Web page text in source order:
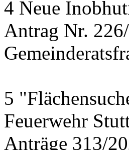
4 Neue
Antrag Nr.
5
Feuerwehr
Anträge 313/